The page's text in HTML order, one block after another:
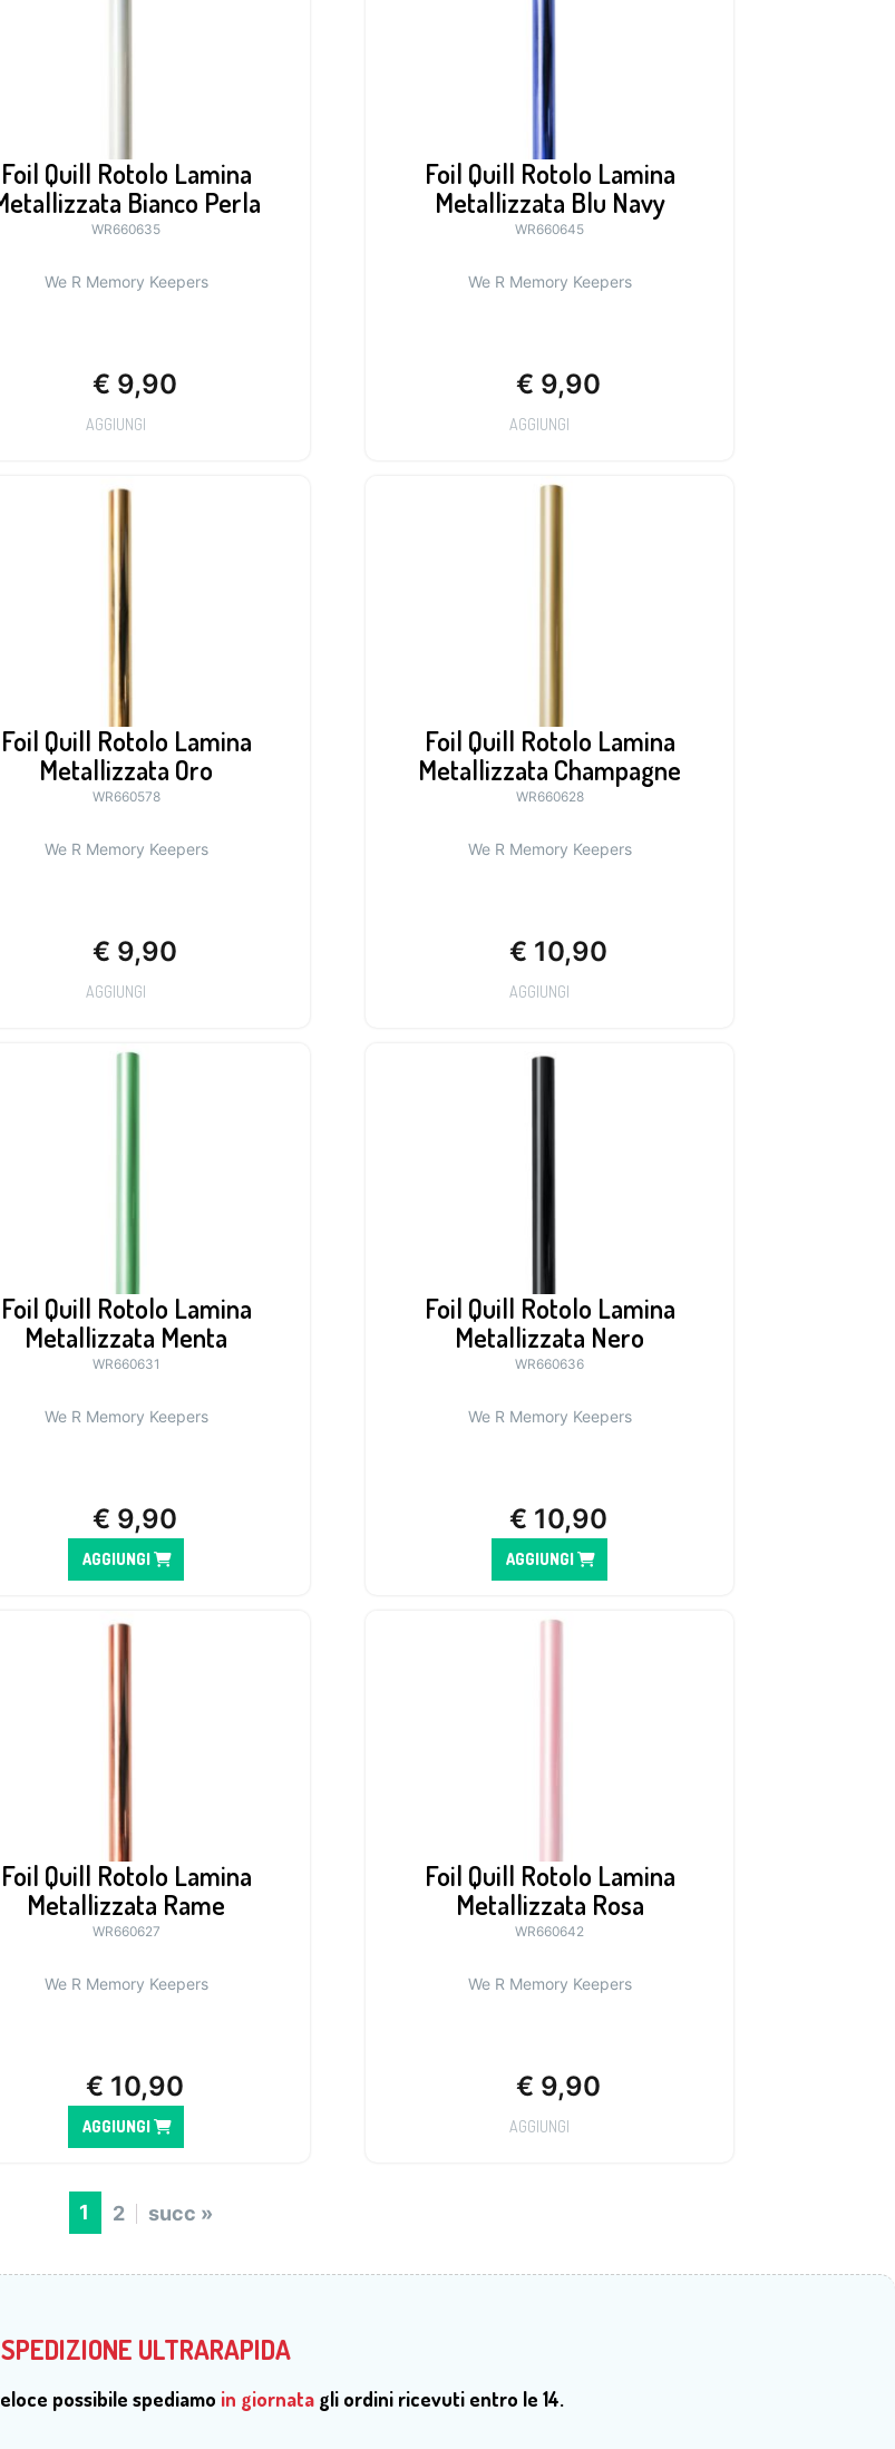
Foil Quill Rotolo Lamina
Bianco Perla
WR660635
We R Memory Keepers
€ 9,90
AGGIUNGI
Foil Quill Rotolo Lamina
Metallizzata Blu Navy
WR660645
We R Memory Keepers
€ 9,90
AGGIUNGI
Foil Quill Rotolo Lamina
Metallizzata Oro
WR660578
We R Memory Keepers
€ 9,90
AGGIUNGI
Foil Quill Rotolo Lamina
Metallizzata Champagne
WR660628
We R Memory Keepers
€ 10,90
AGGIUNGI
Foil Quill Rotolo Lamina
Metallizzata Menta
WR660631
We R Memory Keepers
€ 9,90
AGGIUNGI
Foil Quill Rotolo Lamina
Metallizzata Nero
WR660636
We R Memory Keepers
€ 10,90
AGGIUNGI
Foil Quill Rotolo Lamina
Metallizzata Rame
WR660627
We R Memory Keepers
€ 10,90
AGGIUNGI
Foil Quill Rotolo Lamina
Metallizzata Rosa
WR660642
We R Memory Keepers
€ 9,90
AGGIUNGI
1 2 succ »
SPEDIZIONE ULTRARAPIDA
possibile spediamo in giornatagli ordini ricevuti entro le 14.